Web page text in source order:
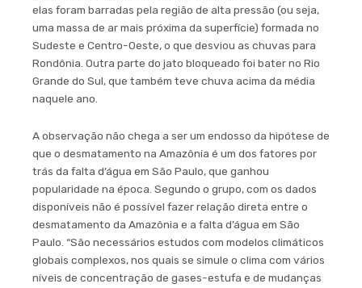
elas foram barradas pela região de alta pressão (ou seja,
uma massa de ar mais próxima da superfície) formada no
Sudeste e Centro-Oeste, o que desviou as chuvas para
Rondônia. Outra parte do jato bloqueado foi bater no Rio
Grande do Sul, que também teve chuva acima da média
naquele ano.
A observação não chega a ser um endosso da hipótese de
que o desmatamento na Amazônia é um dos fatores por
trás da falta d’água em São Paulo, que ganhou
popularidade na época. Segundo o grupo, com os dados
disponíveis não é possível fazer relação direta entre o
desmatamento da Amazônia e a falta d’água em São
Paulo. “São necessários estudos com modelos climáticos
globais complexos, nos quais se simule o clima com vários
níveis de concentração de gases-estufa e de mudanças